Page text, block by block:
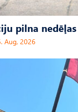
pilna
Aug, 2026